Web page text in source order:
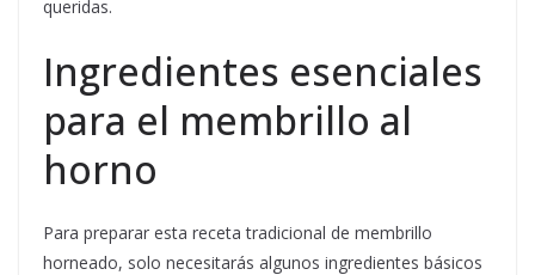
queridas.
Ingredientes esenciales
para el membrillo al
horno
Para preparar esta receta tradicional de membrillo
horneado, solo necesitarás algunos ingredientes básicos